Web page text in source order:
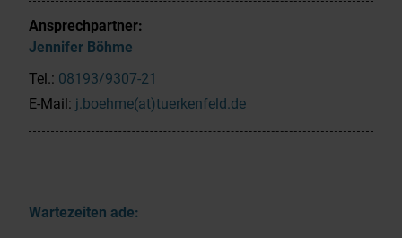
Wartezeiten ade:
Ansprechpartner:
Jennifer Böhme
Tel.: 08193/9307-21
E-Mail: j.boehme(at)tuerkenfeld.de